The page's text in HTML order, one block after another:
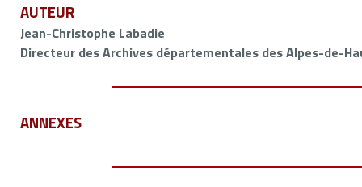
AUTEUR
Jean-Christophe Labadie
Directeur des Archives départementales des Alpes-de-
ANNEXES